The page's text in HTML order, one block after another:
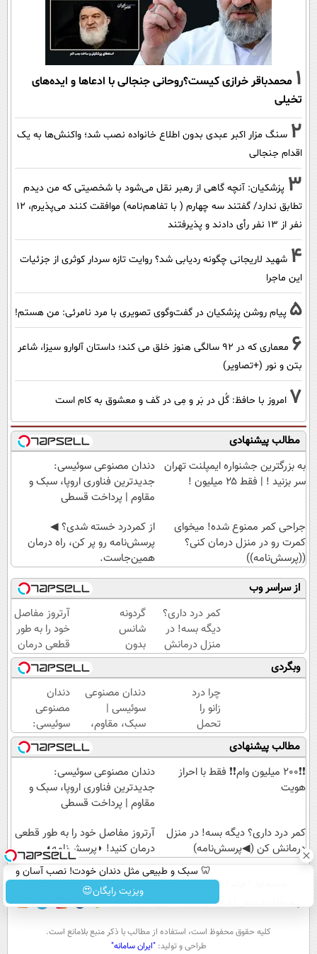
1 محمدباقر خرازی کیست؟روحانی جنجالی با ادعاها و ایده‌های
تخیلی
2 سنگ مزار اکبر عبدی بدون اطلاع خانواده نصب شد؛ واکنش‌ها به یک
اقدام جنجالی
3 پزشکیان‌: آنچه گاهی از رهبر نقل می‌شود با شخصیتی که من دیدم
تطابق ندارد/ گفتند سه چهارم ( با تفاهم‌نامه) موافقت کنند می‌پذیرم، 12
نفر از 13 نفر رأی دادند و پذیرفتند
4 شهید لاریجانی چگونه ردیابی شد؟ روایت تازه سردار کوثری از جزئیات
این ماجرا
5 پیام روشن پزشکیان در گفت‌و‌گوی تصویری با مرد نامرئی: من هستم!
6
معماری که در 92 سالگی هنوز خلق می کند؛ داستان آلوارو سیزا، شاعر
بتن و نور (+تصاویر)
7 امروز با حافظ: گُل در بَر و مِی در کَف و معشوق به کام است
مطالب پیشنهادی
به بزرگترین جشنواره ایمپلنت تهران
سر بزنید ! | فقط ۲۵ میلیون !
دندان مصنوعی سوئیسی:
جدیدترین فناوری اروپا، سبک و
مقاوم | پرداخت قسطی
جراحی کمر ممنوع شده! میخوای
کمرت رو در منزل درمان کنی؟
((پرسش‌نامه))
از کمردرد خسته شدی؟ ◀
پرسش‌نامه رو پر کن، راه درمان
همین‌جاست.
از سراسر وب
کمر درد داری؟
دیگه بسه! در
منزل درمانش
کن
(◀پرسش‌نامه)
گردونه
شانس
بدون
پوچ از
PS5
تا
آیفون17
و بیت
کوین
🔥
آرتروز مفاصل
خود را به طور
قطعی درمان
کنید!
◗پرسش‌نامه◖
وبگردی
چرا درد
زانو را
تحمل
می‌کنی؟
خیلی
ساده
دندان مصنوعی
سوئیسی |
سبک، مقاوم،
طبیعی! ویزیت
رایگان+پرداخت
اقساطی😍
دندان
مصنوعی
سوئیسی:
جدیدترین
فناوری
اروپا،
سبک و
مقاوم |
قسطی
مطالب پیشنهادی
❗❗200 میلیون وام❗❗ فقط با احراز
هویت
دندان مصنوعی سوئیسی:
جدیدترین فناوری اروپا، سبک و
مقاوم | پرداخت قسطی
کمر درد داری؟ دیگه بسه! در منزل
درمانش کن (◀پرسش‌نامه)
آرتروز مفاصل خود را به طور قطعی
درمان کنید! ◗پرسش‌نامه◖
🦷 سبک و طبیعی مثل دندان خودت! نصب آسان و
پرداخت اقساطی 💳 📍 تهران
ویزیت رایگان😍 عصر ایران۲ تماس با ما
آب و هوا اوقات شرعی سواد زندگی
كليه حقوق محفوظ است، استفاده از مطالب با ذكر منبع بلامانع است.
طراحی و تولید:"ایران سامانه"